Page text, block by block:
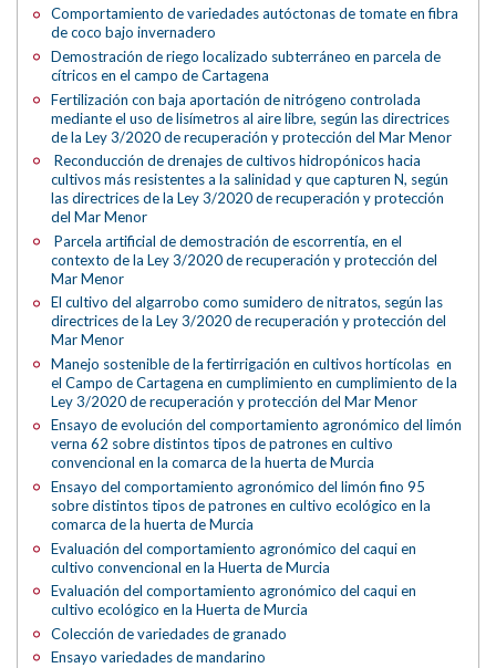
Comportamiento de variedades autóctonas de tomate en fibra
de coco bajo invernadero
Demostración de riego localizado subterráneo en parcela de
cítricos en el campo de Cartagena
Fertilización con baja aportación de nitrógeno controlada
mediante el uso de lisímetros al aire libre, según las directrices
de la Ley 3/2020 de recuperación y protección del Mar Menor
Reconducción de drenajes de cultivos hidropónicos hacia
cultivos más resistentes a la salinidad y que capturen N, según
las directrices de la Ley 3/2020 de recuperación y protección
del Mar Menor
Parcela artificial de demostración de escorrentía, en el
contexto de la Ley 3/2020 de recuperación y protección del
Mar Menor
El cultivo del algarrobo como sumidero de nitratos, según las
directrices de la Ley 3/2020 de recuperación y protección del
Mar Menor
Manejo sostenible de la fertirrigación en cultivos hortícolas en
el Campo de Cartagena en cumplimiento en cumplimiento de la
Ley 3/2020 de recuperación y protección del Mar Menor
Ensayo de evolución del comportamiento agronómico del limón
verna 62 sobre distintos tipos de patrones en cultivo
convencional en la comarca de la huerta de Murcia
Ensayo del comportamiento agronómico del limón fino 95
sobre distintos tipos de patrones en cultivo ecológico en la
comarca de la huerta de Murcia
Evaluación del comportamiento agronómico del caqui en
cultivo convencional en la Huerta de Murcia
Evaluación del comportamiento agronómico del caqui en
cultivo ecológico en la Huerta de Murcia
Colección de variedades de granado
Ensayo variedades de mandarino